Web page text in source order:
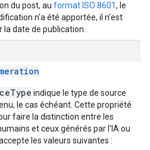
du post, au format ISO 8601, le
n'a été apportée, il n'est
date de publication.
indique le type de source
le cas échéant. Cette propriété
faire la distinction entre les
et ceux générés par l'IA ou
les valeurs suivantes :